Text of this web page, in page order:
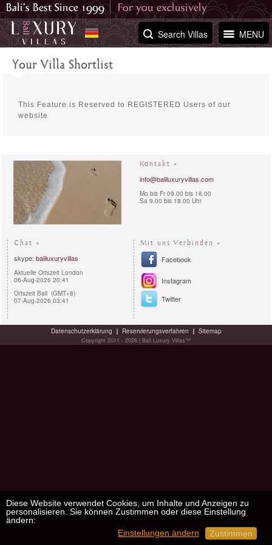
MENU
Search Villas
Your Villa Shortlist
This Feature is Reserved to REGISTERED Users of our
website
Kontakt »
info@baliluxuryvillas.com
Mo bis Fr 09.00 bis 18.00
Sa 9.00 bis 18.00 Uhr
Chat »
skype: baliluxuryvillas
Aktuelle Ortszeit London
06-Aug-2026 20:41
Ortszeit Bali (GMT+8)
07-Aug-2026 03:41
Mit uns Verbinden »
Facebook
Instagram
Twitter
Datenschutzerklärung Reservierungsverfahren Sitemap
Copyright 2011 - 2026 | Bali Luxury Villas™
Diese Website verwendet Cookies, um Inhalte und Anzeigen zu
personalisieren. Sie können Zustimmen oder diese Einstellung
ändern:
Einstellungen ändern
Zustimmen